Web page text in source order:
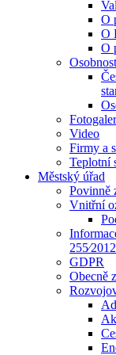
O
O
O
Video
Firmy a
Teplotní
Městský úřad
Povinně
Vnitřní
GDPR
Obecně